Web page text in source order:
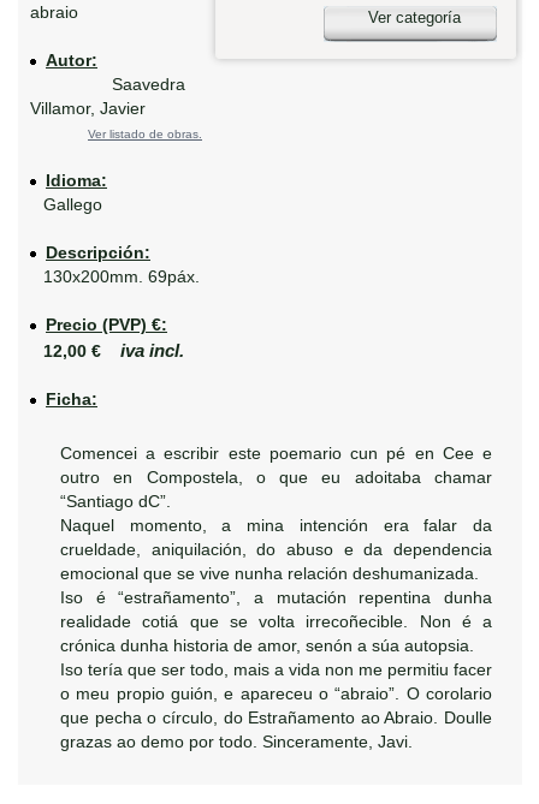
Ver categoría
abraio
Autor:
Saavedra
Villamor, Javier
Ver listado de obras.
Idioma:
Gallego
Descripción:
130x200mm. 69páx.
Precio (PVP) €:
12,00 € iva incl.
Ficha:
Comencei a escribir este poemario cun pé en Cee e
outro en Compostela, o que eu adoitaba chamar
“Santiago dC”.
Naquel momento, a mina intención era falar da
crueldade, aniquilación, do abuso e da dependencia
emocional que se vive nunha relación deshumanizada.
Iso é “estrañamento”, a mutación repentina dunha
realidade cotiá que se volta irrecoñecible. Non é a
crónica dunha historia de amor, senón a súa autopsia.
Iso tería que ser todo, mais a vida non me permitiu facer
o meu propio guión, e apareceu o “abraio”. O corolario
que pecha o círculo, do Estrañamento ao Abraio. Doulle
grazas ao demo por todo. Sinceramente, Javi.